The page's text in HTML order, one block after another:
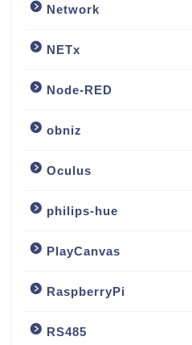
Network
NETx
Node-RED
obniz
Oculus
philips-hue
PlayCanvas
RaspberryPi
RS485